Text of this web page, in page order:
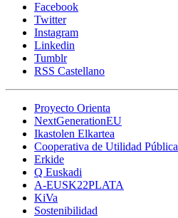
Facebook
Twitter
Instagram
Linkedin
Tumblr
RSS Castellano
Proyecto Orienta
NextGenerationEU
Ikastolen Elkartea
Cooperativa de Utilidad Pública
Erkide
Q Euskadi
A-EUSK22PLATA
KiVa
Sostenibilidad